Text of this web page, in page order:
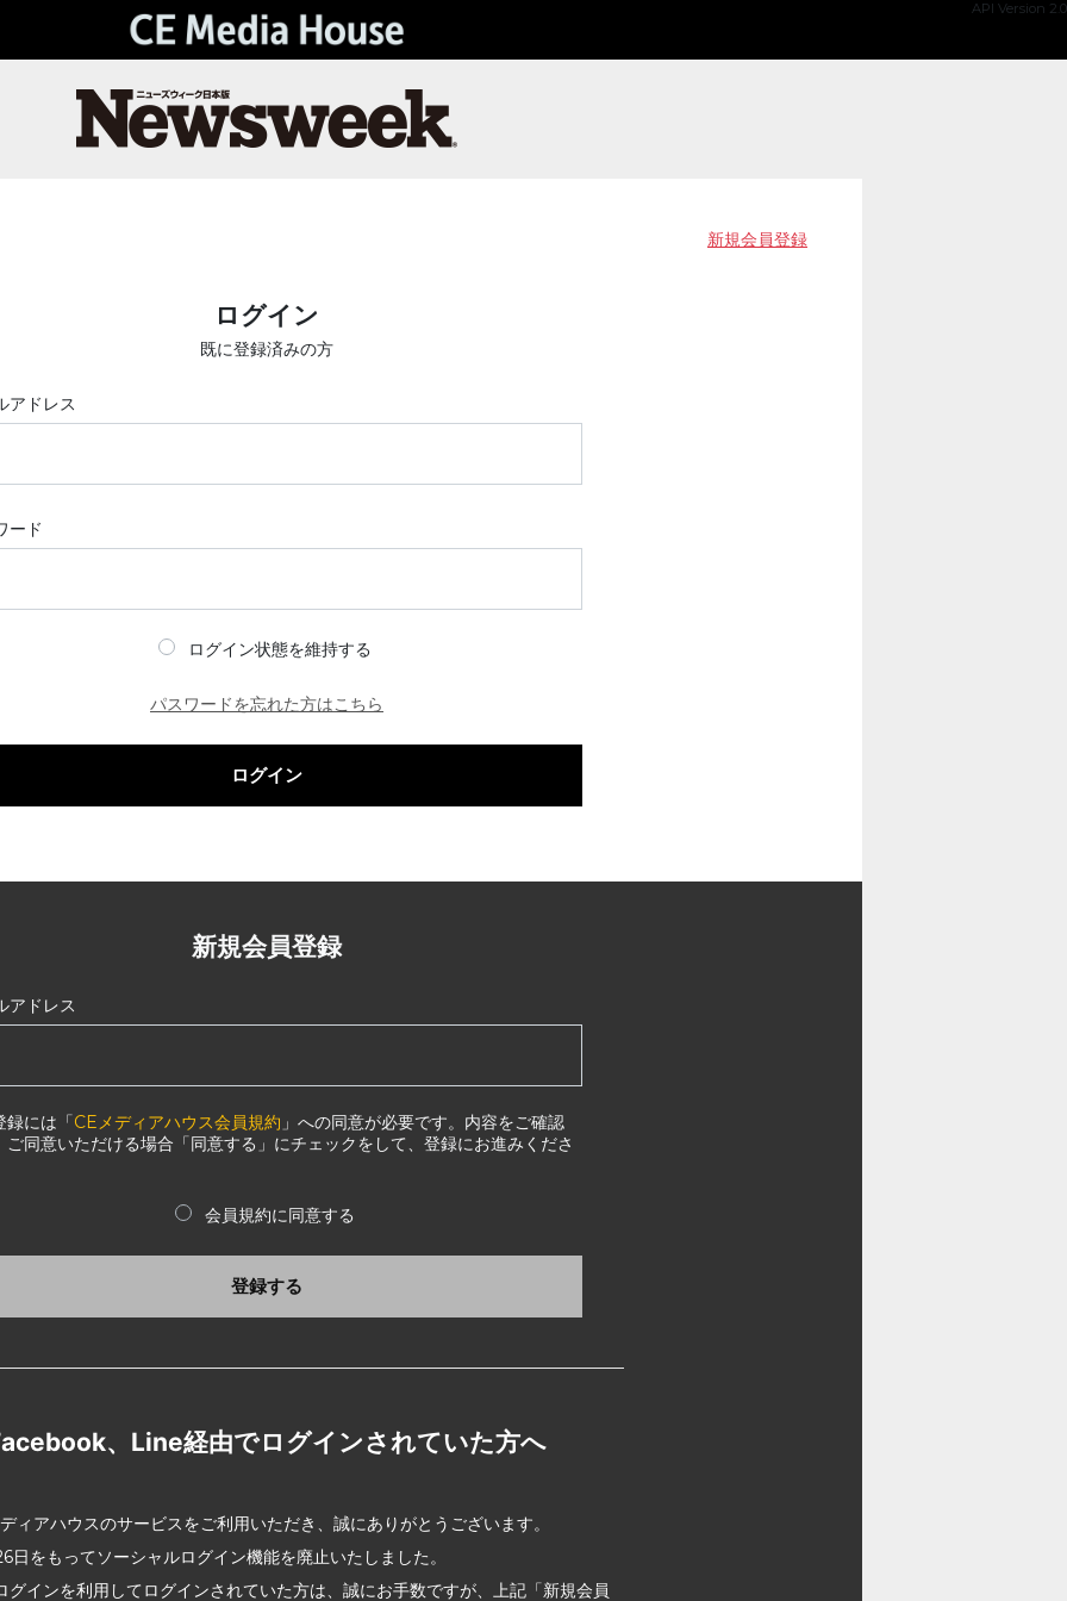
API Version 2.0
新規会員登録
ログイン
既に登録済みの方
アドレス
ード
ログイン状態を維持する
パスワードを忘れた方はこちら
ログイン
新規会員登録
アドレス
録には「CEメディアハウス会員規約 」への同意が必要です。内容をご確認
ご同意いただける場合「同意する」にチェックをして、登録にお進みくださ
会員規約に同意する
登録する
、Line経由でログインされていた方へ
ィアハウスのサービスをご利用いただき、誠にありがとうございます。
日をもってソーシャルログイン機能を廃止いたしました。
グインを利用してログインされていた方は、誠にお手数ですが、上記「新規会員